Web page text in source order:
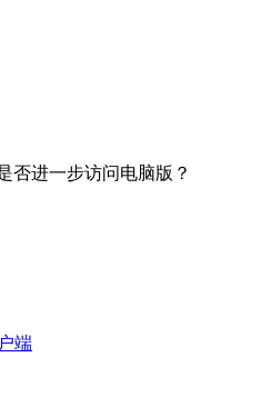
否进一步访问电脑版？
端